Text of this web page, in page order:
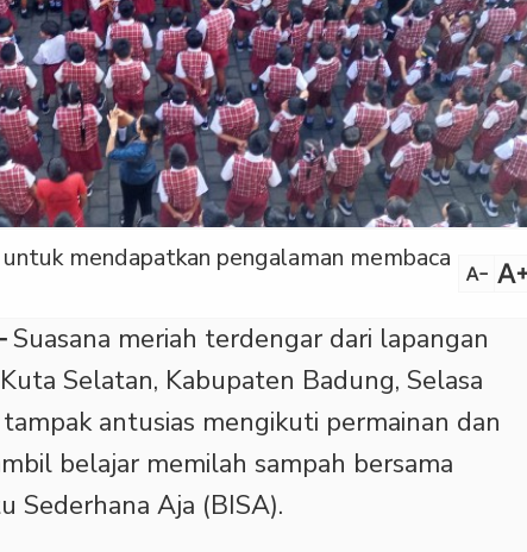
mendapatkan pengalaman membaca text_decrease
Suasana meriah terdengar dari lapangan
Selatan, Kabupaten Badung, Selasa
antusias mengikuti permainan dan
belajar memilah sampah bersama
Sederhana Aja (BISA).